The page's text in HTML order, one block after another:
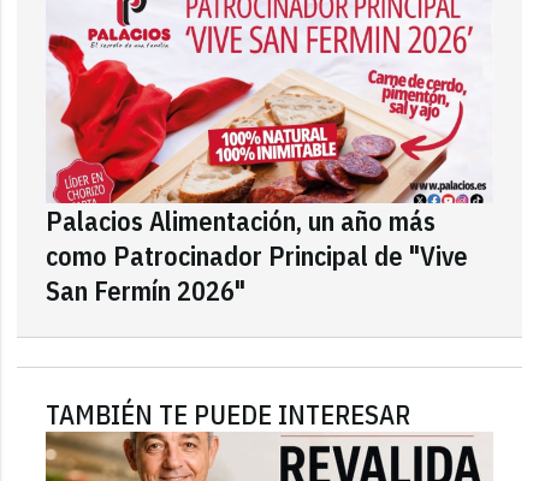
Palacios Alimentación, un año más
como Patrocinador Principal de "Vive
San Fermín 2026"
TAMBIÉN TE PUEDE INTERESAR